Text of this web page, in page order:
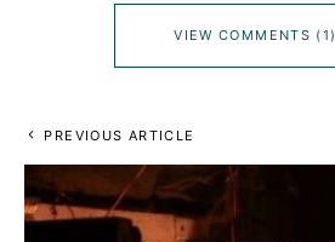
VIEW COMMENTS (1)
PREVIOUS ARTICLE